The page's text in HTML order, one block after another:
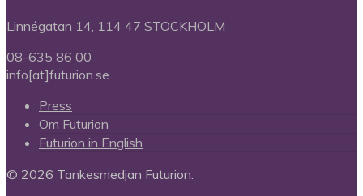
Linnégatan 14, 114 47 STOCKHOLM
08-635 86 00
info[at]futurion.se
Press
Om Futurion
Futurion in English
© 2026 Tankesmedjan Futurion.